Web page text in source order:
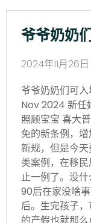
爷爷奶奶
2024年11月26日
爷爷奶奶们可
Nov 2024 新任
照顾宝宝 喜大
免的新条例，
新规，但是今
类案例，在移
止一例了。没什
90后在家没啥
后。生完孩子